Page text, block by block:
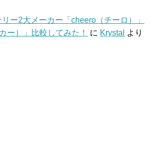
ー2大メーカー「cheero（チーロ）」
ー）」比較してみた！
に Krystal より